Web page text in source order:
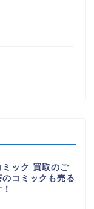
ミック 買取のご
コミックも売る